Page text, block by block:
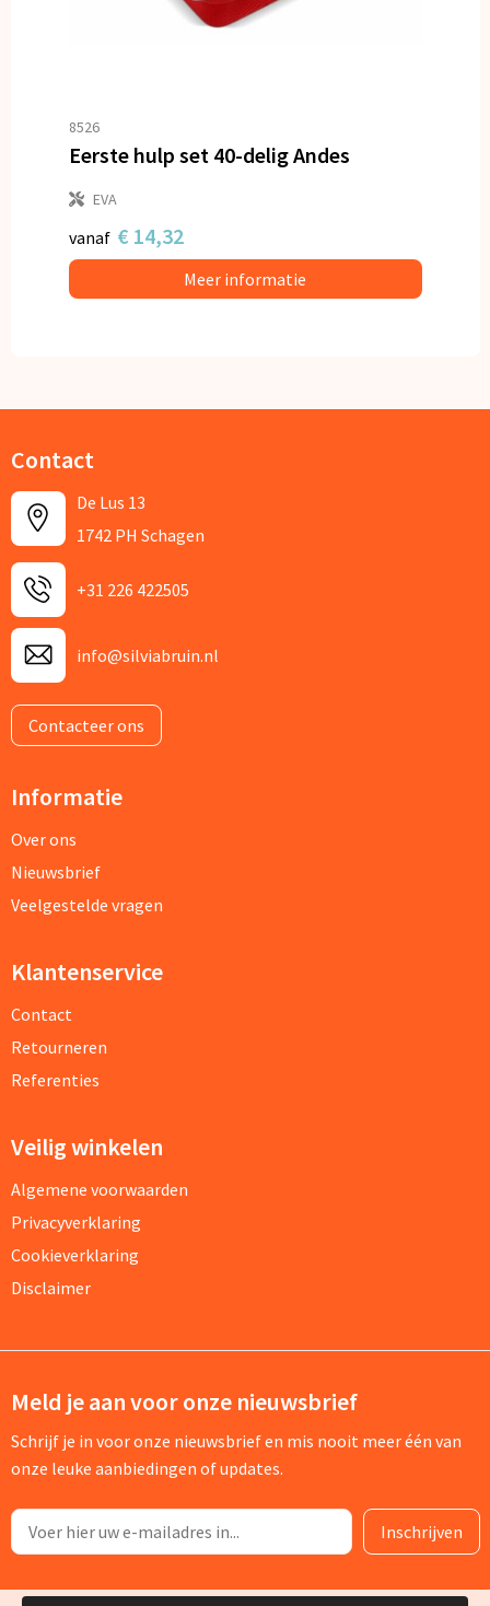
8526
Eerste hulp set 40-delig Andes
EVA
vanaf € 14,32
Meer informatie
Contact
De Lus 13
1742 PH Schagen
+31 226 422505
info@silviabruin.nl
Contacteer ons
Informatie
Over ons
Nieuwsbrief
Veelgestelde vragen
Klantenservice
Contact
Retourneren
Referenties
Veilig winkelen
Algemene voorwaarden
Privacyverklaring
Cookieverklaring
Disclaimer
Meld je aan voor onze nieuwsbrief
Schrijf je in voor onze nieuwsbrief en mis nooit meer één van
onze leuke aanbiedingen of updates.